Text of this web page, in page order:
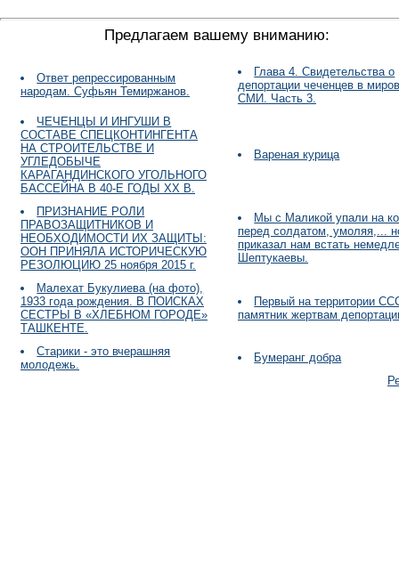
Предлагаем вашему вниманию:
Ответ репрессированным
народам. Суфьян Темиржанов.
Глава 4. Свидетельства о
депортации чеченцев в
СМИ. Часть 3.
ЧЕЧЕНЦЫ И ИНГУШИ В
СОСТАВЕ СПЕЦКОНТИНГЕНТА
НА СТРОИТЕЛЬСТВЕ И
УГЛЕДОБЫЧЕ
КАРАГАНДИНСКОГО УГОЛЬНОГО
БАССЕЙНА В 40-Е ГОДЫ ХХ В.
Вареная курица
ПРИЗНАНИЕ РОЛИ
ПРАВОЗАЩИТНИКОВ И
НЕОБХОДИМОСТИ ИХ ЗАЩИТЫ:
ООН ПРИНЯЛА ИСТОРИЧЕСКУЮ
РЕЗОЛЮЦИЮ 25 ноября 2015 г.
Мы с Маликой упали на
перед солдатом, умоляя,...
приказал нам встать
Шептукаевы.
Малехат Букулиева (на фото),
1933 года рождения. В ПОИСКАХ
СЕСТРЫ В «ХЛЕБНОМ ГОРОДЕ»
ТАШКЕНТЕ.
Первый на территории
памятник жертвам
Старики - это вчерашняя
молодежь.
Бумеранг добра